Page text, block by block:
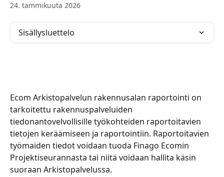
24. tammikuuta 2026
Sisällysluettelo
Ecom Arkistopalvelun rakennusalan raportointi on
tarkoitettu rakennuspalveluiden
tiedonantovelvollisille työkohteiden raportoitavien
tietojen keräämiseen ja raportointiin. Raportoitavien
työmaiden tiedot voidaan tuoda Finago Ecomin
Projektiseurannasta tai niitä voidaan hallita käsin
suoraan Arkistopalvelussa.